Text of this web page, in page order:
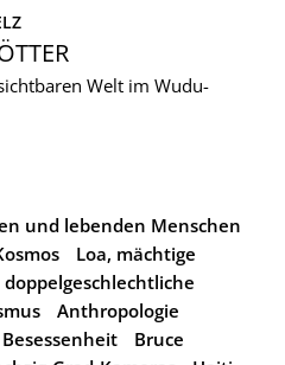
Welt im Wudu-
und lebenden Menschen
Loa, mächtige
Anthropologie
Besessenheit
Bruce